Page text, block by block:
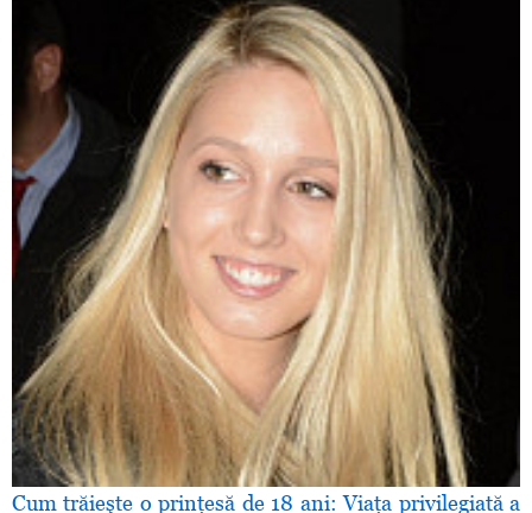
Cum trăieşte o prinţesă de 18 ani: Viaţa privilegiată a